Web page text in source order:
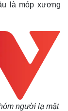
là móp xương
người lạ mặt